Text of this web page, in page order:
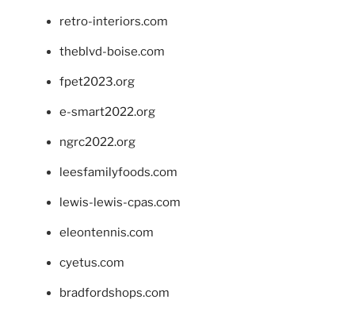
retro-interiors.com
theblvd-boise.com
fpet2023.org
e-smart2022.org
ngrc2022.org
leesfamilyfoods.com
lewis-lewis-cpas.com
eleontennis.com
cyetus.com
bradfordshops.com